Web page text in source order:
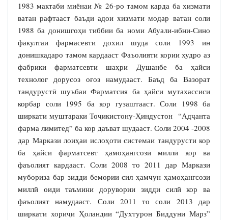
1983 мактаби миёнаи № 26-ро тамом карда ба хизмати
ватан рафтааст баъди адои хизмати модар ватан соли
1988 ба донишгоҳи тиббии ба номи Абуали-ибни-Сино
факултаи фармасевти дохил шуда соли 1993 ин
донишкадаро тамом кардааст Фаъолияти кории худро аз
фабрики фарматсевти шаҳри Душанбе ба ҳайси
технолог дорусоз оғоз намудааст. Баъд ба Вазорат
тандурустӣ шуъбаи Фарматсия ба ҳайси мутахассиси
корбар соли 1995 ба кор гузаштааст. Соли 1998 ба
ширкати муштараки Тоҷикистону-Ҳиндустон “Адҷанта
фарма лимитед” ба кор даъват шудааст. Соли 2004 -2008
дар Маркази лоиҳаи ислоҳоти системаи тандурусти кор
ба ҳайси фарматсевт ҳамоҳангсозӣ миллӣ кор ва
фаъолият кардааст. Соли 2008 то 2011 дар Маркази
мубориза бар зидди бемории сил ҳамчун ҳамоҳангсози
миллӣ оиди таъмини дорувории зидди силӣ кор ва
фаъолият намудааст. Соли 2011 то соли 2013 дар
ширкати хориҷи Ҳоландии “Духтурон Биддуни Марз”